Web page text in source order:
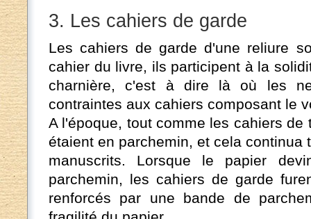
3. Les cahiers de garde
Les cahiers de garde d'une reliure
cahier du livre, ils participent à la
charnière, c'est à dire là où les
contraintes aux cahiers composant le
A l'époque, tout comme les cahiers
étaient en parchemin, et cela continua
manuscrits. Lorsque le papier
parchemin, les cahiers de garde
renforcés par une bande de